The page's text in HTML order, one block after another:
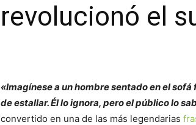
revolucionó el
«Imagínese a un hombre sentado en el
de estallar. Él lo ignora, pero el público lo
convertido en una de las más legendarias